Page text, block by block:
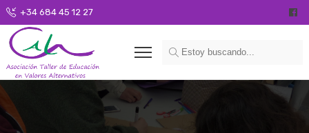
+34 684 45 12 27